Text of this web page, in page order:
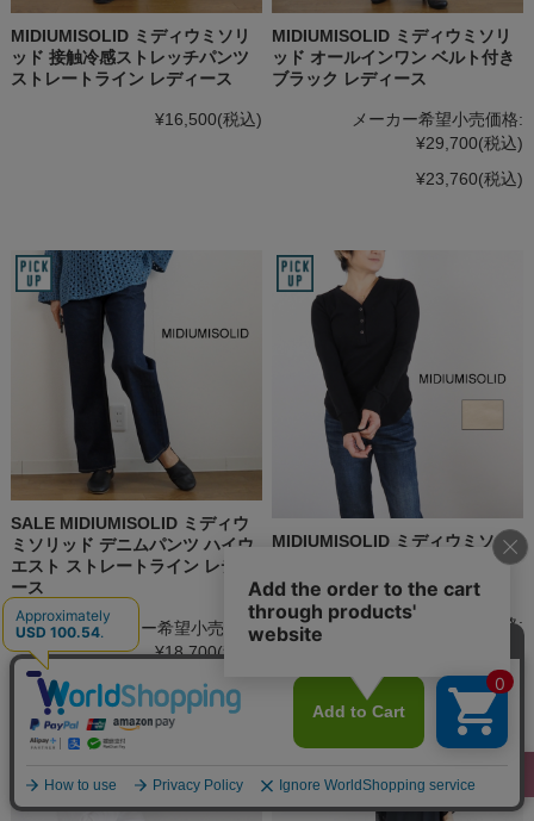
MIDIUMISOLID ミディウミソリ
ッド 接触冷感ストレッチパンツ
ストレートライン レディース
¥16,500(税込)
MIDIUMISOLID ミディウミソリ
ッド オールインワン ベルト付き
ブラック レディース
メーカー希望小売価格:
¥29,700(税込)
¥23,760(税込)
SALE MIDIUMISOLID ミディウ
ミソリッド デニムパンツ ハイウ
エスト ストレートライン レディ
ース
メーカー希望小売価格:
¥18,700(税込)
¥13,090(税込)
MIDIUMISOLID ミディウミソリ
ッド Vネック ヘンリーネックリ
ブプルオーバー
メーカー希望小売価格:
¥11,033
(税込)